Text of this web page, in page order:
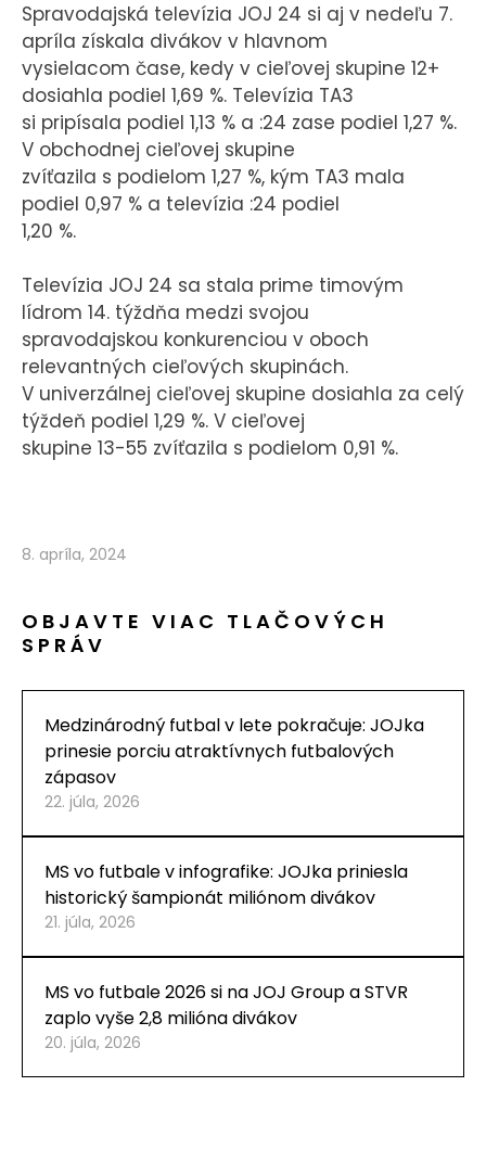
Spravodajská televízia JOJ 24 si aj v nedeľu 7.
apríla získala divákov v hlavnom
vysielacom čase, kedy v cieľovej skupine 12+
dosiahla podiel 1,69 %. Televízia TA3
si pripísala podiel 1,13 % a :24 zase podiel 1,27 %.
V obchodnej cieľovej skupine
zvíťazila s podielom 1,27 %, kým TA3 mala
podiel 0,97 % a televízia :24 podiel
1,20 %.
Televízia JOJ 24 sa stala prime timovým
lídrom 14. týždňa medzi svojou
spravodajskou konkurenciou v oboch
relevantných cieľových skupinách.
V univerzálnej cieľovej skupine dosiahla za celý
týždeň podiel 1,29 %. V cieľovej
skupine 13-55 zvíťazila s podielom 0,91 %.
8. apríla, 2024
OBJAVTE VIAC TLAČOVÝCH
SPRÁV
Medzinárodný futbal v lete pokračuje: JOJka
prinesie porciu atraktívnych futbalových
zápasov
22. júla, 2026
MS vo futbale v infografike: JOJka priniesla
historický šampionát miliónom divákov
21. júla, 2026
MS vo futbale 2026 si na JOJ Group a STVR
zaplo vyše 2,8 milióna divákov
20. júla, 2026